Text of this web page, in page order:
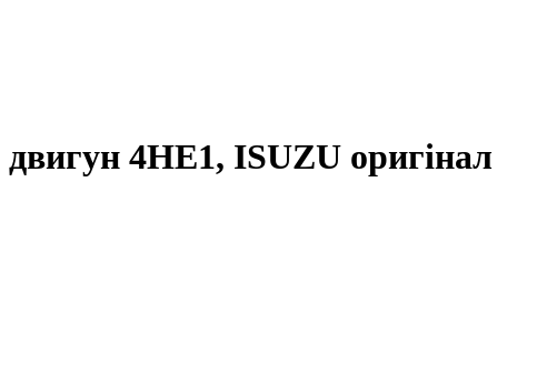
4HE1, ISUZU оригінал